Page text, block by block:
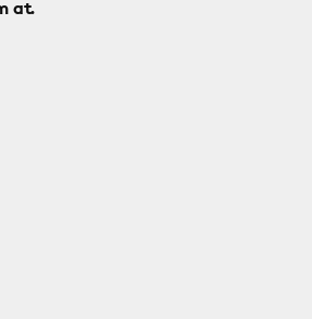
at.